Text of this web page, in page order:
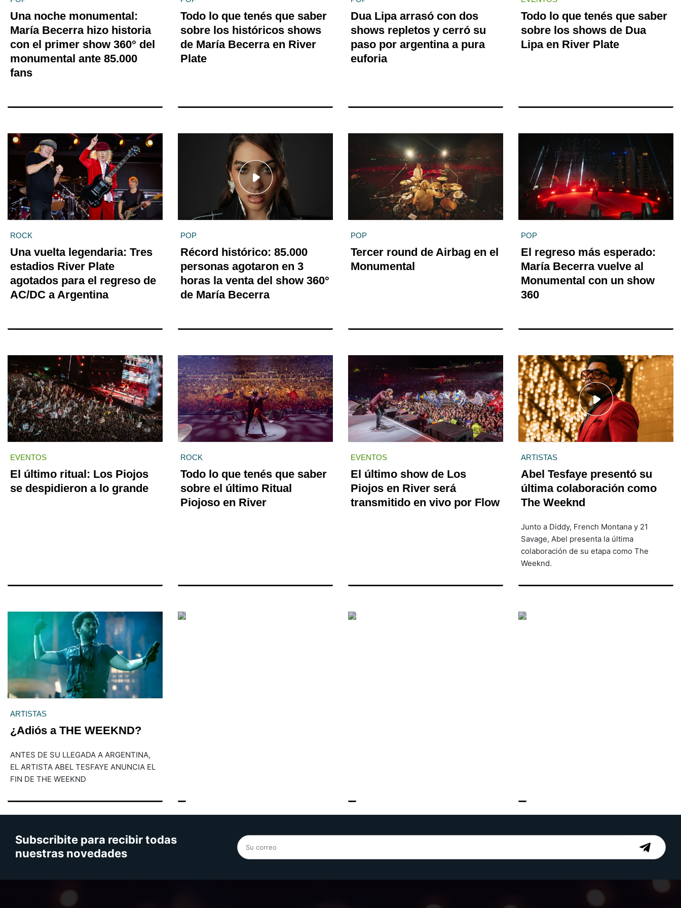
Una noche monumental:
María Becerra hizo historia
con el primer show 360° del
monumental ante 85.000
fans
Todo lo que tenés que saber
sobre los históricos shows
de María Becerra en River
Plate
Dua Lipa arrasó con dos
shows repletos y cerró su
paso por argentina a pura
euforia
Todo lo que tenés que saber
sobre los shows de Dua
Lipa en River Plate
ROCK
Una vuelta legendaria: Tres
estadios River Plate
agotados para el regreso de
AC/DC a Argentina
POP
Récord histórico: 85.000
personas agotaron en 3
horas la venta del show 360°
de María Becerra
POP
Tercer round de Airbag en el
Monumental
POP
El regreso más esperado:
María Becerra vuelve al
Monumental con un show
360
EVENTOS
El último ritual: Los Piojos
se despidieron a lo grande
ROCK
Todo lo que tenés que saber
sobre el último Ritual
Piojoso en River
EVENTOS
El último show de Los
Piojos en River será
transmitido en vivo por Flow
ARTISTAS
Abel Tesfaye presentó su
última colaboración como
The Weeknd
Junto a Diddy, French Montana y 21
Savage, Abel presenta la última
colaboración de su etapa como The
Weeknd.
ARTISTAS
¿Adiós a THE WEEKND?
ANTES DE SU LLEGADA A ARGENTINA,
EL ARTISTA ABEL TESFAYE ANUNCIA EL
FIN DE THE WEEKND
Subscribite para recibir todas
nuestras novedades